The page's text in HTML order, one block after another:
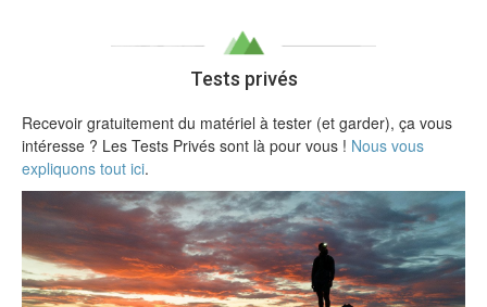
Tests privés
Recevoir gratuitement du matériel à tester (et garder), ça vous
intéresse ? Les Tests Privés sont là pour vous ! Nous vous
expliquons tout ici.